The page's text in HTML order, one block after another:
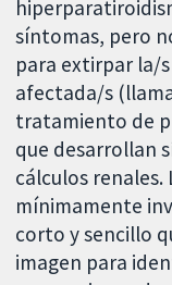
síntomas, pero
para extirpar la/
afectada/s
tratamiento de
que desarrollan
cálculos
mínimamente
corto y sencillo
imagen para